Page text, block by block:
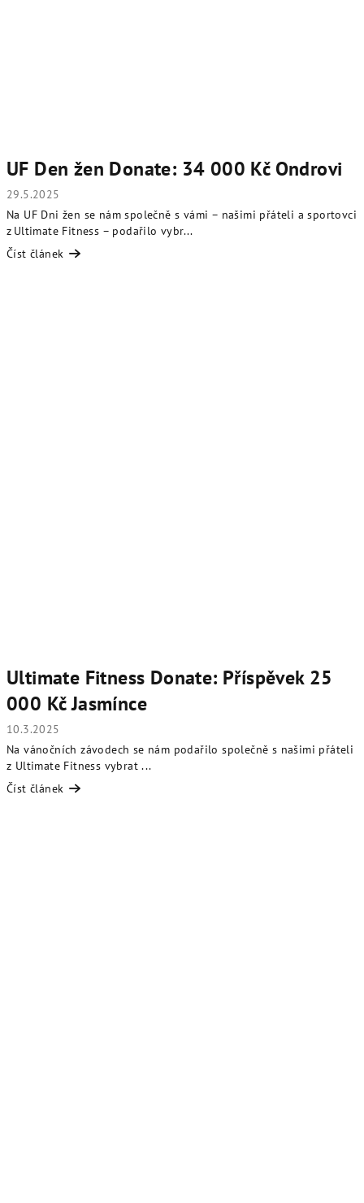
UF Den žen Donate: 34 000 Kč Ondrovi
29.5.2025
Na UF Dni žen se nám společně s vámi – našimi přáteli a sportovci
z Ultimate Fitness – podařilo vybr...
Číst článek
Ultimate Fitness Donate: Příspěvek 25
000 Kč Jasmínce
10.3.2025
Na vánočních závodech se nám podařilo společně s našimi přáteli
z Ultimate Fitness vybrat ...
Číst článek